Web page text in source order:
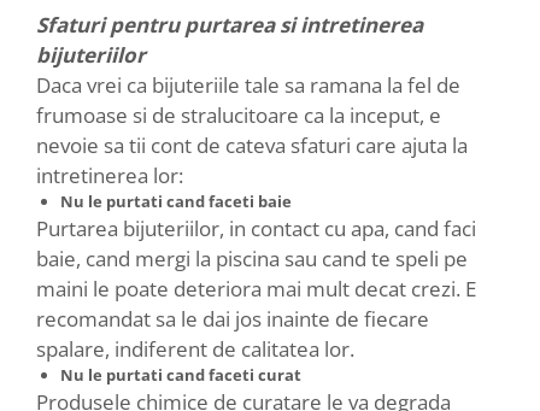
Sfaturi pentru purtarea si intretinerea
bijuteriilor
Daca vrei ca bijuteriile tale sa ramana la fel de
frumoase si de stralucitoare ca la inceput, e
nevoie sa tii cont de cateva sfaturi care ajuta la
intretinerea lor:
Nu le purtati cand faceti baie
Purtarea bijuteriilor, in contact cu apa, cand faci
baie, cand mergi la piscina sau cand te speli pe
maini le poate deteriora mai mult decat crezi. E
recomandat sa le dai jos inainte de fiecare
spalare, indiferent de calitatea lor.
Nu le purtati cand faceti curat
Produsele chimice de curatare le va degrada